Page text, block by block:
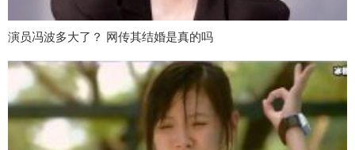
演员冯波多大了？ 网传其结婚是真的吗